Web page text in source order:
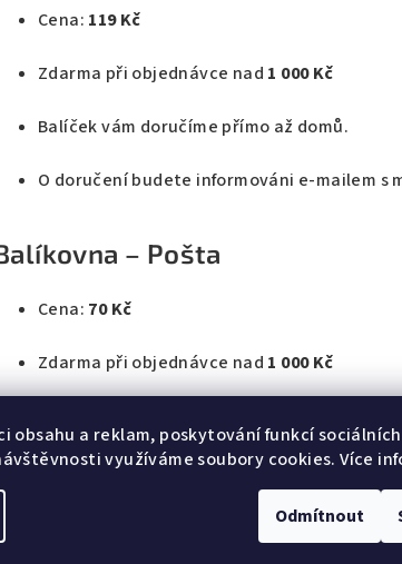
obsahu a reklam, poskytování funkcí
využíváme soubory cookies. Více
Odmítnout
Cena: 119 Kč
Zdarma při objednávce nad 1 000 Kč
Balíček vám doručíme přímo až domů.
O doručení budete informováni e-mailem s
– Pošta
Cena: 70 Kč
Zdarma při objednávce nad 1 000 Kč
Balíček doručíme na vámi vybranou poštu,
Po doručení obdržíte e-mail nebo SMS s
– ParcelShop